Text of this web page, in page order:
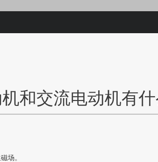
和交流电动机有什
场。